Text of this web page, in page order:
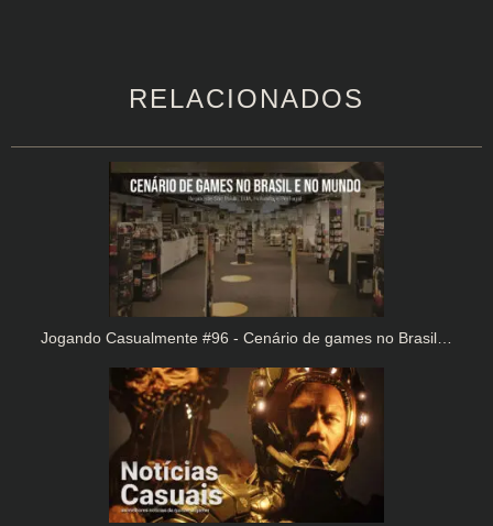
RELACIONADOS
Jogando Casualmente #96 - Cenário de games no Brasil…